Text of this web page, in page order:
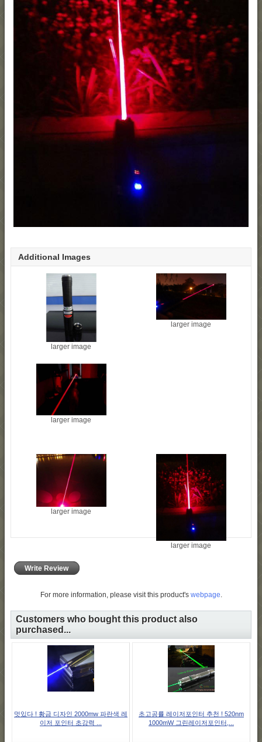
Additional Images
larger image
larger image
larger image
larger image
larger image
Write Review
For more information, please visit this product's webpage
Customers who bought this product also
purchased...
멋있다 ! 황금 디자인 2000mw 파란색 레
이저 포인터 초강력 ...
초고공률 레이저포인터 추천 ! 520nm
1000mW 그린레이저포인터,...